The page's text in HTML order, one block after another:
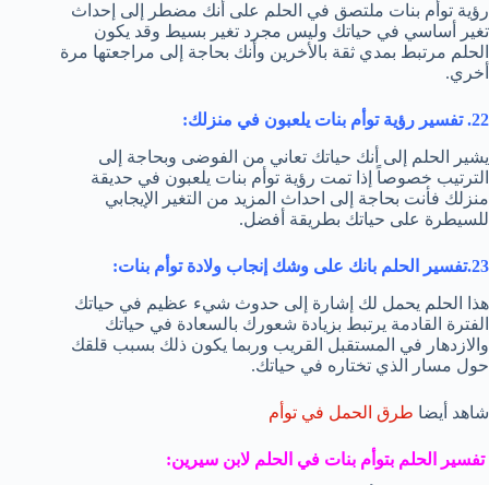
رؤية توأم بنات ملتصق في الحلم على أنك مضطر إلى إحداث
تغير أساسي في حياتك وليس مجرد تغير بسيط وقد يكون
الحلم مرتبط بمدي ثقة بالأخرين وأنك بحاجة إلى مراجعتها مرة
أخري.
22. تفسير رؤية توأم بنات يلعبون في منزلك:
يشير الحلم إلى أنك حياتك تعاني من الفوضى وبحاجة إلى
الترتيب خصوصاً إذا تمت رؤية توأم بنات يلعبون في حديقة
منزلك فأنت بحاجة إلى احداث المزيد من التغير الإيجابي
للسيطرة على حياتك بطريقة أفضل.
23.تفسير الحلم بانك على وشك إنجاب ولادة توأم بنات:
هذا الحلم يحمل لك إشارة إلى حدوث شيء عظيم في حياتك
الفترة القادمة يرتبط بزيادة شعورك بالسعادة في حياتك
والازدهار في المستقبل القريب وربما يكون ذلك بسبب قلقك
حول مسار الذي تختاره في حياتك.
شاهد أيضا طرق الحمل في توأم
تفسير الحلم بتوأم بنات في الحلم لابن سيرين: